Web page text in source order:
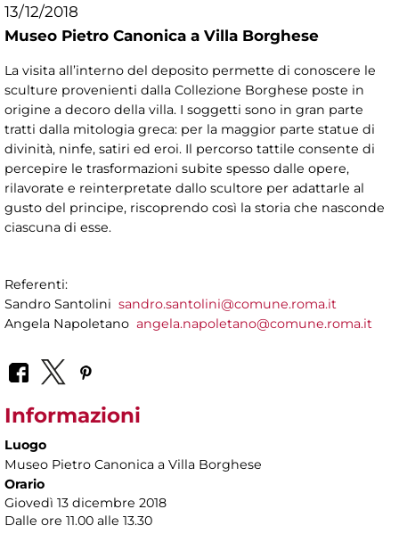
13/12/2018
Museo Pietro Canonica a Villa Borghese
La visita all’interno del deposito permette di conoscere le
sculture provenienti dalla Collezione Borghese poste in
origine a decoro della villa. I soggetti sono in gran parte
tratti dalla mitologia greca: per la maggior parte statue di
divinità, ninfe, satiri ed eroi. Il percorso tattile consente di
percepire le trasformazioni subite spesso dalle opere,
rilavorate e reinterpretate dallo scultore per adattarle al
gusto del principe, riscoprendo così la storia che nasconde
ciascuna di esse.
Referenti:
Sandro Santolini sandro.santolini@comune.roma.it
Angela Napoletano angela.napoletano@comune.roma.it
Informazioni
Luogo
Museo Pietro Canonica a Villa Borghese
Orario
Giovedì 13 dicembre 2018
Dalle ore 11.00 alle 13.30